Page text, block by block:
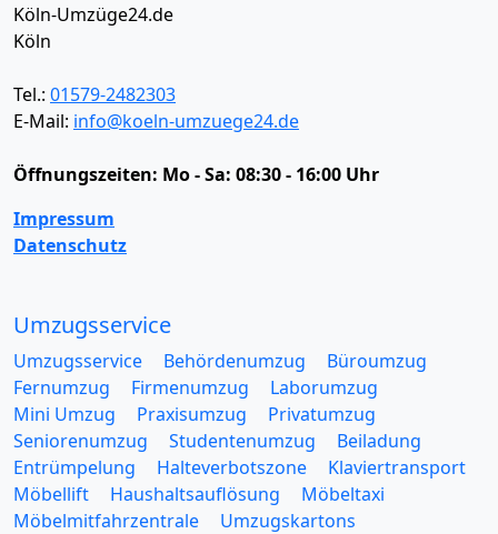
Köln-Umzüge24.de
Köln
Tel.: 01579-2482303
E-Mail: info@koeln-umzuege24.de
Öffnungszeiten: Mo - Sa: 08:30 - 16:00 Uhr
Impressum
Datenschutz
Umzugsservice
Umzugsservice Behördenumzug
Büroumzug
Fernumzug
Firmenumzug
Laborumzug
Mini Umzug
Praxisumzug
Privatumzug
Seniorenumzug
Studentenumzug
Beiladung
Entrümpelung
Halteverbotszone
Klaviertransport
Möbellift
Haushaltsauflösung
Möbeltaxi
Möbelmitfahrzentrale
Umzugskartons